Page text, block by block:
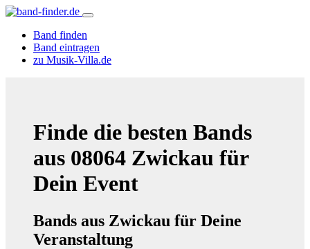
Band finden
Band eintragen
zu Musik-Villa.de
Finde die besten Bands
aus 08064 Zwickau für
Dein Event
Bands aus Zwickau für Deine
Veranstaltung